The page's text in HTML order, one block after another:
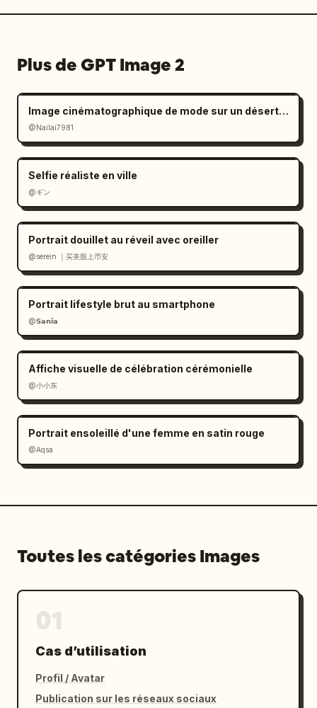
Plus de GPT Image 2
Image cinématographique de mode sur un désert de sel à l'ambiance mélancolique
@Nailai7981
Selfie réaliste en ville
@ギン
Portrait douillet au réveil avec oreiller
@serein ｜买美股上币安
Portrait lifestyle brut au smartphone
@𝗦𝗮𝗻𝗶𝗮
Affiche visuelle de célébration cérémonielle
@小小东
Portrait ensoleillé d'une femme en satin rouge
@Aqsa
Toutes les catégories Images
Cas d’utilisation
Profil / Avatar
Publication sur les réseaux sociaux